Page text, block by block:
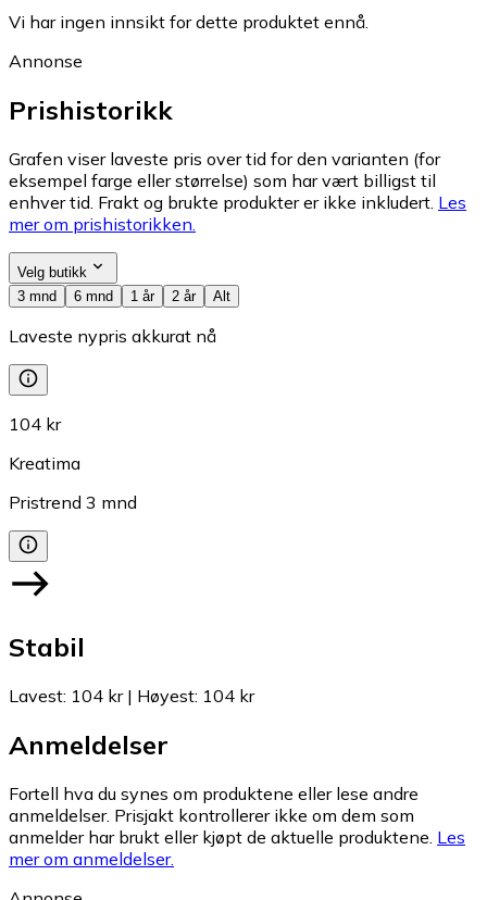
Vi har ingen innsikt for dette produktet ennå.
Annonse
Prishistorikk
Grafen viser laveste pris over tid for den varianten (for
eksempel farge eller størrelse) som har vært billigst til
enhver tid. Frakt og brukte produkter er ikke inkludert. Les
mer om prishistorikken.
Velg butikk
3 mnd
6 mnd 1 år 2 år Alt
Laveste nypris akkurat nå
104 kr
Kreatima
Pristrend 3 mnd
Stabil
Lavest: 104 kr| Høyest: 104 kr
Anmeldelser
Fortell hva du synes om produktene eller lese andre
anmeldelser. Prisjakt kontrollerer ikke om dem som
anmelder har brukt eller kjøpt de aktuelle produktene. Les
mer om anmeldelser.